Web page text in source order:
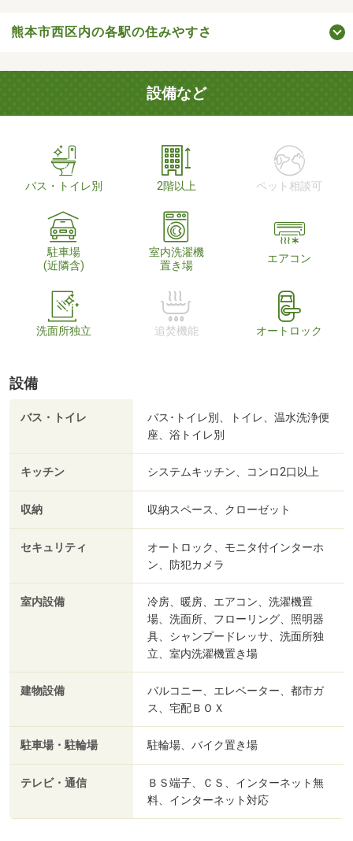
熊本市西区内の各駅の住みやすさ
設備など
バス・トイレ別 2階以上 ペット相談可
駐車場
(近隣含)
室内洗濯機
置き場
エアコン
洗面所独立 追焚機能 オートロック
設備
バス・トイレ
バス･トイレ別、トイレ、温水洗浄便
座、浴トイレ別
キッチン システムキッチン、コンロ2口以上
収納 収納スペース、クローゼット
セキュリティ
オートロック、モニタ付インターホ
ン、防犯カメラ
室内設備
冷房、暖房、エアコン、洗濯機置
場、洗面所、フローリング、照明器
具、シャンプードレッサ、洗面所独
立、室内洗濯機置き場
建物設備
バルコニー、エレベーター、都市ガ
ス、宅配ＢＯＸ
駐車場・駐輪場 駐輪場、バイク置き場
テレビ・通信
ＢＳ端子、ＣＳ、インターネット無
料、インターネット対応